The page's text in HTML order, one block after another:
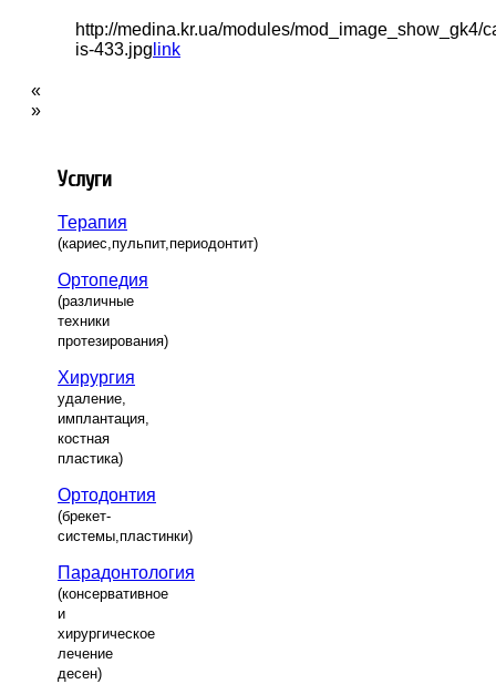
http://medina.kr.ua/modules/mod_image_show_gk4/
is-433.jpg link
«
»
Услуги
Терапия
(кариес,пульпит,периодонтит)
Ортопедия
(различные
техники
протезирования)
Хирургия
удаление,
имплантация,
костная
пластика)
Ортодонтия
(брекет-
системы,пластинки)
Парадонтология
(консервативное
и
хирургическое
лечение
десен)